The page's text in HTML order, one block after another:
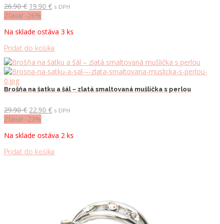
26.90€ Pôvodná
cena
26.90 €.
19.90 €Aktuálna
19.90 €.
s DPH
Zľava! -26%
Na sklade ostáva 3 ks
Pridať do košíka
Brošňa na šatku a šál – zlatá smaltovaná mušlička s perlou
29.90€ Pôvodná
cena
29.90 €.
22.90 €Aktuálna
22.90 €.
s DPH
Zľava! -23%
Na sklade ostáva 2 ks
Pridať do košíka